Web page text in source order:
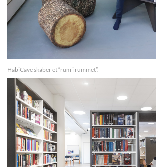
HabiCave skaber et “rum i rummet”.